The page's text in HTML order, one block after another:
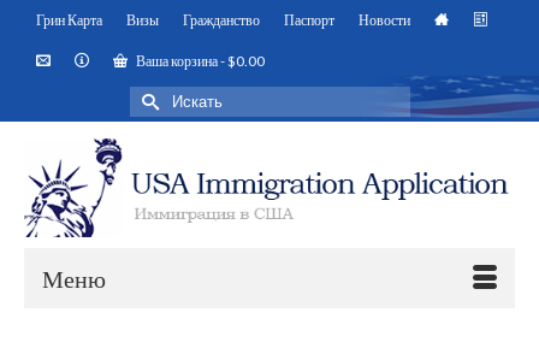
Грин Карта Визы Гражданство Паспорт Новости
Ваша корзина-$0.00
Искать:
Меню